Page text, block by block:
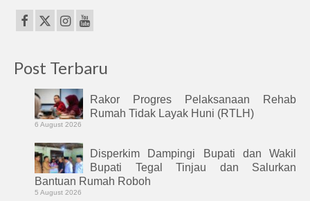
Post Terbaru
Rakor Progres Pelaksanaan Rehab
Rumah Tidak Layak Huni (RTLH)
6 August 2026
Disperkim Dampingi Bupati dan Wakil
Bupati Tegal Tinjau dan Salurkan
Bantuan Rumah Roboh
5 August 2026